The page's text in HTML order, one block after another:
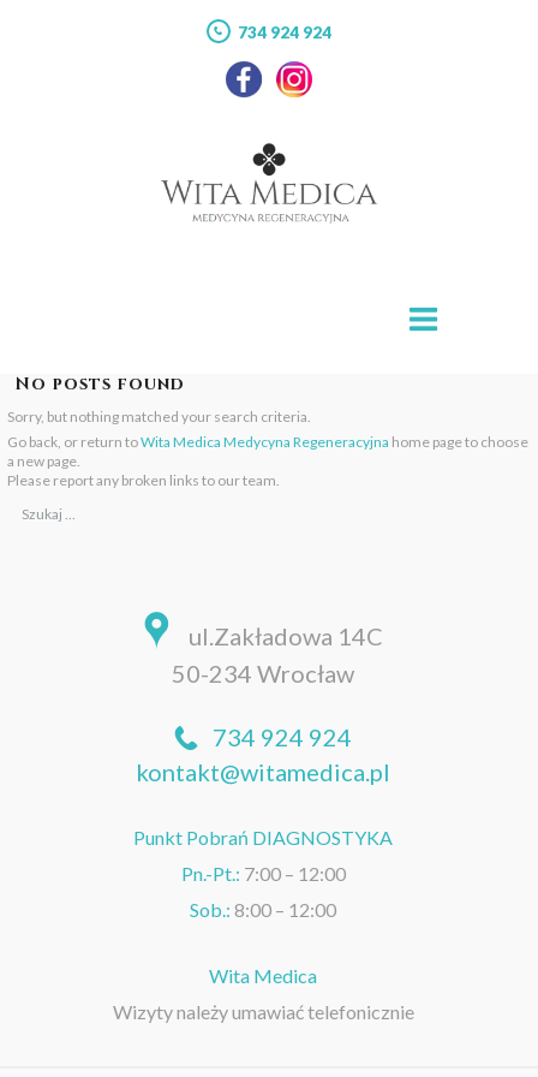
734 924 924
No posts found
Sorry, but nothing matched your search criteria.
Go back, or return toWita Medica Medycyna Regeneracyjna home page to choose
a new page.
Please report any broken links to our team.
ul.Zakładowa 14C
50-234 Wrocław
734 924 924
kontakt@witamedica.pl
Punkt Pobrań DIAGNOSTYKA
Pn.-Pt.: 7:00 – 12:00
Sob.: 8:00 – 12:00
Wita Medica
Wizyty należy umawiać telefonicznie